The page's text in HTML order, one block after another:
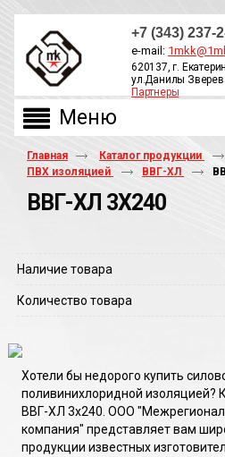
+7 (343) 237-
e-mail:
620137, г.
ул.Данилы
Партнеры
Главная Каталог продукции
ПВХ изоляцией
ВВГ-ХЛ
ВВГ-ХЛ 3Х240
Наличие товара
Количество товара
Хотели бы недорого купить
поливинихлоридной изоляцией?
ВВГ-ХЛ 3х240. ООО
компания" представляет вам
продукции известных